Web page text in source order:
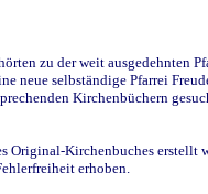
zu der weit ausgedehnten
neue selbständige Pfarrei
Kirchenbüchern
Kirchenbuches erstellt
erhoben.